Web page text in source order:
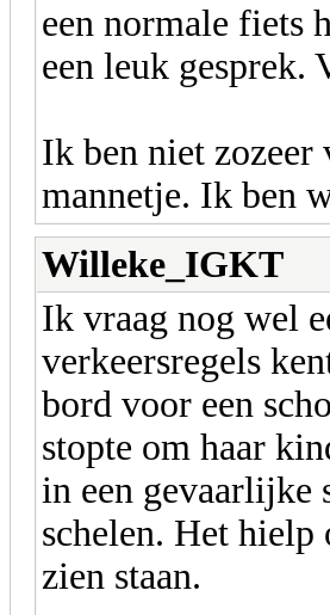
een normale fiets
een leuk gesprek.
Ik ben niet zozeer
mannetje. Ik ben
Willeke_IGKT
Ik vraag nog wel
verkeersregels
bord voor een
stopte om haar
in een gevaarlijke
schelen. Het hielp
zien staan.